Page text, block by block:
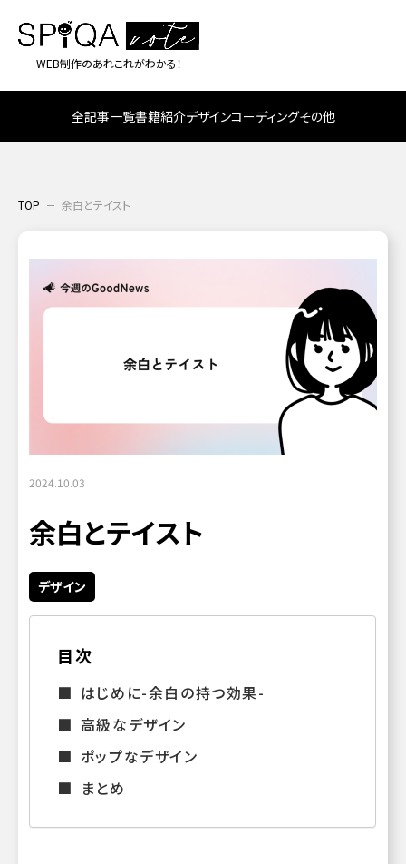
WEB制作のあれこれがわかる！
全記事一覧書籍紹介デザインコーディングその他
TOP 余白とテイスト
2024.10.03
余白とテイスト
デザイン
目次
はじめに-余白の持つ効果-
高級なデザイン
ポップなデザイン
まとめ